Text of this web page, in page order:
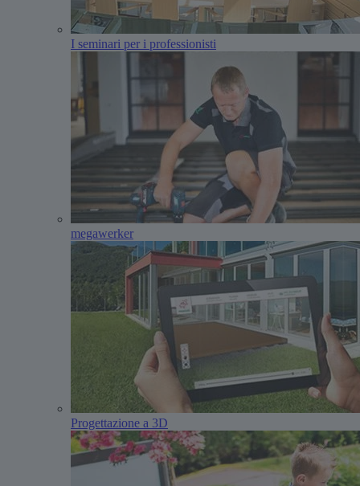
I seminari per i professionisti
megawerker
Progettazione a 3D